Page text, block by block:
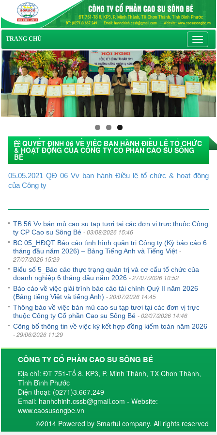
TRANG CHỦ
QUYẾT ĐỊNH 06 VỀ VIỆC BAN HÀNH ĐIỀU LỆ TỔ CHỨC
& HOẠT ĐỘNG CỦA CÔNG TY CỔ PHẦN CAO SU SÔNG
BÉ
05.05.2021 QĐ 06 Vv ban hành Điều lệ tổ chức & hoạt động
của Công ty
TB 56 Vv bán mủ cao su tạp tươi tại các đơn vị trực thuộc Công
ty CP Cao su Sông Bé - 03/08/2026 15:46
BC 05_HĐQT Báo cáo tình hình quản trị Công ty (Kỳ báo cáo 6
tháng đầu năm 2026) – Bảng Tiếng Anh và Tiếng Việt -
27/07/2026 15:29
Biểu số 5_Báo cáo thực trạng quản trị và cơ cấu tổ chức của
doanh nghiệp 6 tháng đầu năm 2026 - 27/07/2026 10:52
Báo cáo về việc giải trình báo cáo tài chính Quý II năm 2026
(Bảng tiếng Việt và tiếng Anh) - 20/07/2026 14:45
Thông báo về việc bán mủ cao su tạp tươi tại các đơn vị trực
thuộc Công ty Cổ phần Cao su Sông Bé - 02/07/2026 14:46
Công bố thông tin về việc ký kết hợp đồng kiểm toán năm 2026
- 29/06/2026 11:29
CÔNG TY CỔ PHẦN CAO SU SÔNG BÉ
Địa chỉ: ĐT 751-Tổ 8, KP3, P. Minh Thành, TX Chơn Thành,
Tỉnh Bình Phước
Điện thoại: (0271)3.667.249
Email: hanhchinh.cssb@gmail.com - Website:
www.caosusongbe.vn
©2014 Powered by Smartui company. All rights reserved